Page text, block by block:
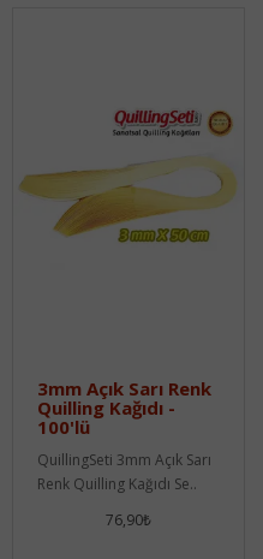
3mm Açık Sarı Renk
Quilling Kağıdı -
100'lü
QuillingSeti 3mm Açık Sarı
Renk Quilling Kağıdı Se..
76,90₺